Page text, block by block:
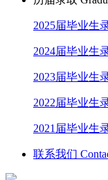
2025届毕业生
2024届毕业生
2023届毕业生
2022届毕业生
2021届毕业生
联系我们